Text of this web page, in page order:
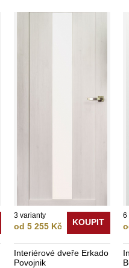
3 varianty
od 5 255 Kč KOUPIT
6
Interiérové dveře Erkado
Povojnik